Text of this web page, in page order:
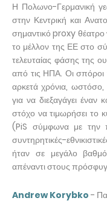
Η Πολωνο-Γερμανική
στην Κεντρική και
σημαντικό proxy θέατρο
το μέλλον της ΕΕ στο
τελευταίας φάσης της
από τις ΗΠΑ. Οι σπόροι
αρκετά χρόνια,
για να διεξαγάγει
στόχο να τιμωρήσει το
(PiS σύμφωνα με την
συντηρητικές-
ήταν σε μεγάλο
απέναντι στους
Andrew Korybko -